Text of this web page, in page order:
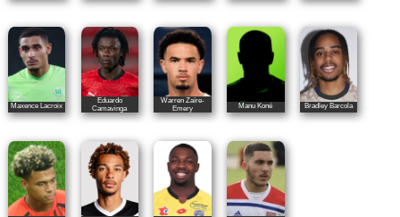
Maxence Lacroix
Eduardo
Camavinga
Warren Zaïre-
Emery
Manu Koné Bradley Barcola